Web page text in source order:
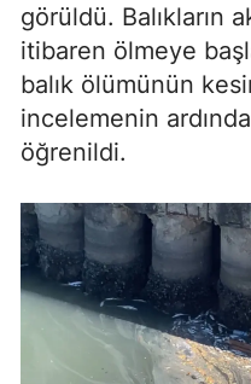
görüldü. Balıkların
itibaren ölmeye
balık ölümünün
incelemenin
öğrenildi.